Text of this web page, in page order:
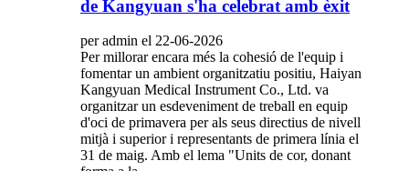
de Kangyuan s'ha celebrat amb èxit
per admin el 22-06-2026
Per millorar encara més la cohesió de l'equip i
fomentar un ambient organitzatiu positiu, Haiyan
Kangyuan Medical Instrument Co., Ltd. va
organitzar un esdeveniment de treball en equip
d'oci de primavera per als seus directius de nivell
mitjà i superior i representants de primera línia el
31 de maig. Amb el lema "Units de cor, donant